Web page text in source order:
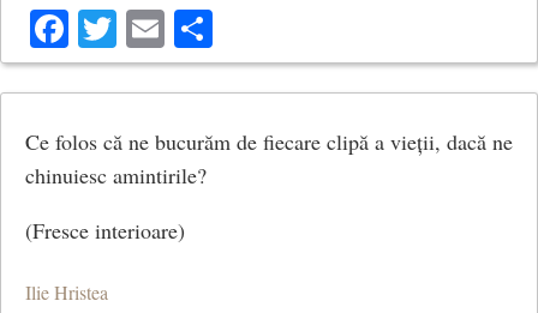
Facebook
Twitter
Email
Ce folos că ne bucurăm de fiecare clipă a vieții, dacă ne
chinuiesc amintirile?
(Fresce interioare)
Ilie Hristea